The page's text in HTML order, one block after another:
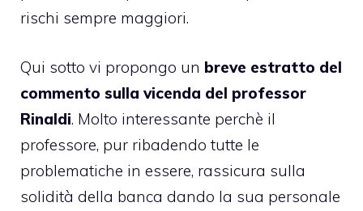
rischi sempre maggiori.
Qui sotto vi propongo un breve estratto del
commento sulla vicenda del professor
Rinaldi. Molto interessante perchè il
professore, pur ribadendo tutte le
problematiche in essere, rassicura sulla
solidità della banca dando la sua personale